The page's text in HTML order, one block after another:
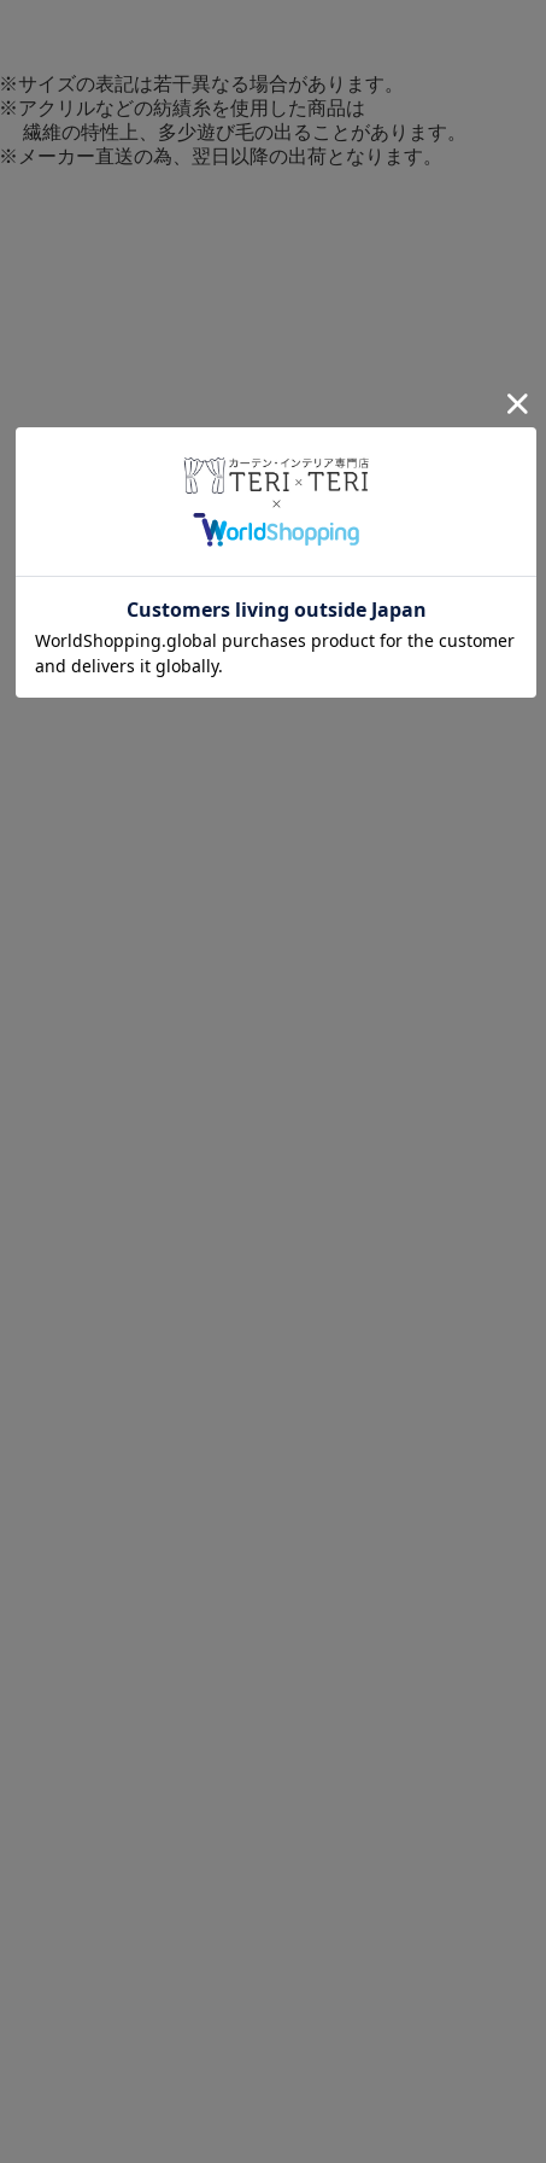
※サイズの表記は若干異なる場合があります。
※アクリルなどの紡績糸を使用した商品は
繊維の特性上、多少遊び毛の出ることがあります。
※メーカー直送の為、翌日以降の出荷となります。